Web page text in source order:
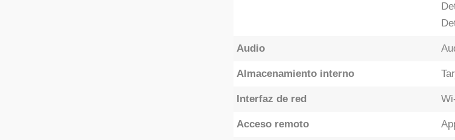
Audio
Almacenamiento interno
Interfaz de red
Acceso remoto